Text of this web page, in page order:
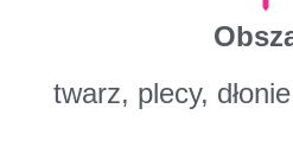
twarz, plecy,